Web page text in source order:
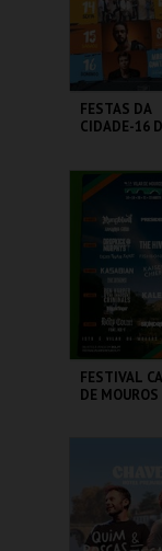
FESTAS DA
CIDADE-16
C.C. DE SANTA
COMBA DÃO
MAIS
FESTIVAL
DE
MAIS